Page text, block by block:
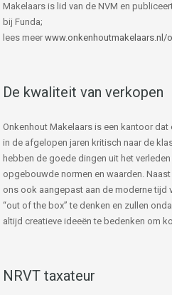
Makelaars is lid van de NVM en
bij Funda;
lees meer www.onkenhoutmakelaars.nl/
De kwaliteit van verkopen
Onkenhout Makelaars is een kantoor
in de afgelopen jaren kritisch naar de
hebben de goede dingen uit het
opgebouwde normen en waarden.
ons ook aangepast aan de moderne tijd
“out of the box” te denken en zullen
altijd creatieve ideeën te bedenken om
NRVT taxateur